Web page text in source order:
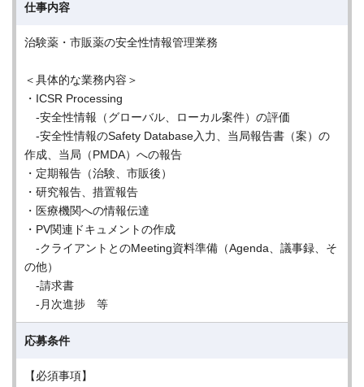
仕事内容
治験薬・市販薬の安全性情報管理業務
＜具体的な業務内容＞
・ICSR Processing
-安全性情報（グローバル、ローカル案件）の評価
-安全性情報のSafety Database入力、当局報告書（案）の
作成、当局（PMDA）への報告
・定期報告（治験、市販後）
・研究報告、措置報告
・医療機関への情報伝達
・PV関連ドキュメントの作成
-クライアントとのMeeting資料準備（Agenda、議事録、そ
の他）
-請求書
-月次進捗 等
応募条件
【必須事項】